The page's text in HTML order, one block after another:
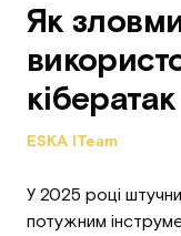
Як
кібератак
ESKA ITeam
У 2025 році
потужним